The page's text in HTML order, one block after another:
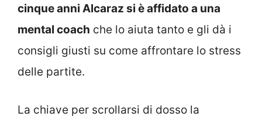
cinque anni Alcaraz si è affidato a una
mental coach che lo aiuta tanto e gli dà i
consigli giusti su come affrontare lo stress
delle partite.
La chiave per scrollarsi di dosso la